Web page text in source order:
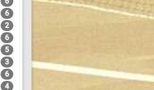
6
2
6
5
3
6
4